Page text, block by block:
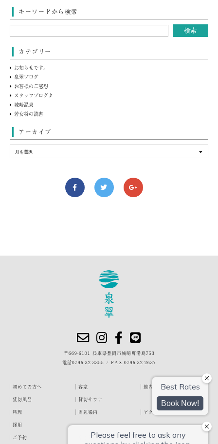
キーワードから検索
カテゴリー
お知らせです。
泉翠ブログ
お客様のご感想
スタッフブログ♪
城崎温泉
若女将の読書
アーカイブ
〒669-6101 兵庫県豊岡市城崎町湯島753
電話0796-32-3355 / FAX.0796-32-2637
初めての方へ 客室
館内・施設
貸切風呂
貸切サウナ
料理
周辺案内
アクセス
採用
ご予約
宿泊約款 プライバシーポリシー